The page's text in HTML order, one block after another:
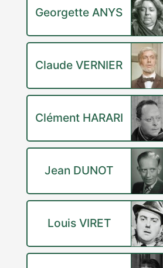
Georgette ANYS
Claude VERNIER
Clément HARARI
Jean DUNOT
Louis VIRET